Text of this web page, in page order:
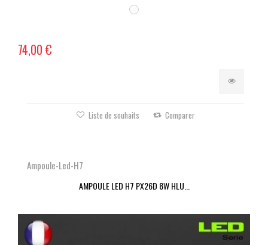
74,00 €
Liste de souhaits Comparer
Ampoule-Led-H7
AMPOULE LED H7 PX26D 8W HLU...